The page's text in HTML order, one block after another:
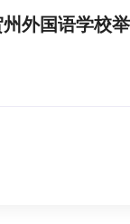
外国语学校